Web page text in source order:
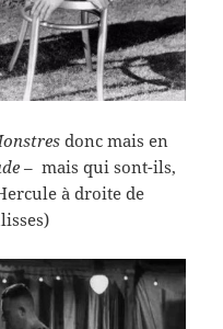
donc mais en
– mais qui sont-ils,
à droite de